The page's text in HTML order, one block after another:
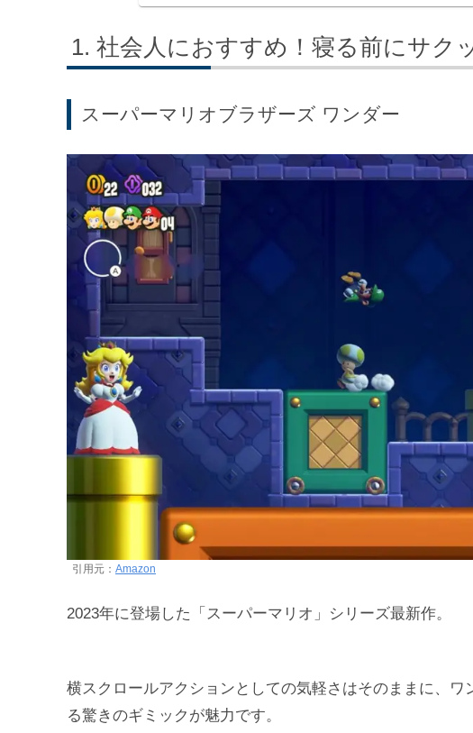
社会人におすすめ！寝る前にサク
スーパーマリオブラザーズ ワンダー
引用元： Amazon
2023年に登場した「スーパーマリオ」シリーズ最新作。
横スクロールアクションとしての気軽さはそのままに、
る驚きのギミックが魅力です。